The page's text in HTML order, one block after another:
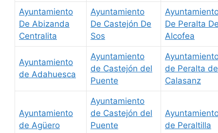
Ayuntamiento
De Abizanda
Centralita
Ayuntamiento
De Castejón De
Sos
De Peralta
Alcofea
Ayuntamiento
de Adahuesca
Ayuntamiento
de Castejón del
Puente
de Peralta de
Calasanz
Ayuntamiento
de Agüero
Ayuntamiento
de Castejón del
Puente
de Peraltilla